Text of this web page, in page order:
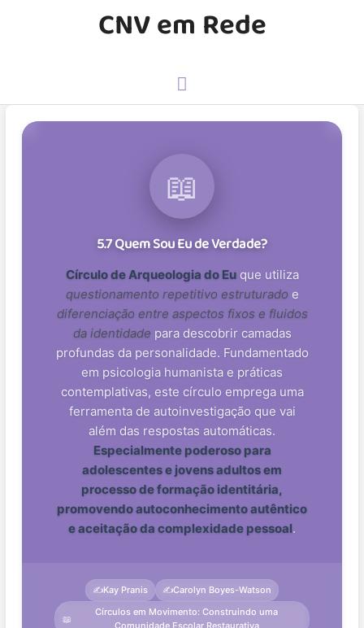
CNV em Rede
📖
5.7 Quem Sou Eu de Verdade?
Círculo de Arqueologia do Euque utiliza
questionamento repetitivo estruturado e
diferenciação entre aspectos fixos e fluidos
da identidade para descobrir camadas
profundas da personalidade. Fundamentado
em psicologia humanista e práticas
contemplativas, este círculo emprega uma
ferramenta de autoinvestigação que vai
além das respostas automáticas.
Especialmente poderoso para
adolescentes e jovens adultos em
processo de formação identitária,
promovendo autoconhecimento autêntico
e aceitação da complexidade pessoal.
✍️Kay Pranis ✍️Carolyn Boyes-Watson
📖
Círculos em Movimento: Construindo uma
Comunidade Escolar Restaurativa